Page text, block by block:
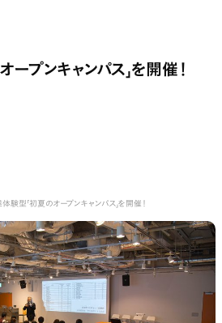
プンキャンパス」を開催！
験型「初夏のオープンキャンパス」を開催！